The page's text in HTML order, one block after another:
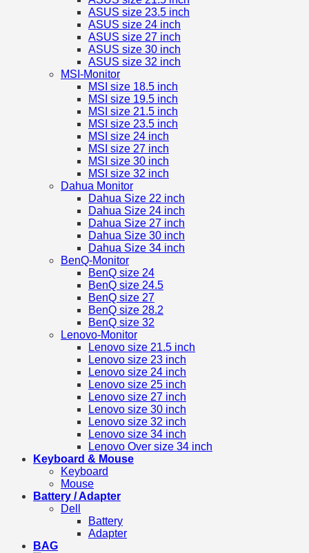
ASUS size 23.5 inch
ASUS size 24 inch
ASUS size 27 inch
ASUS size 30 inch
ASUS size 32 inch
MSI-Monitor
MSI size 18.5 inch
MSI size 19.5 inch
MSI size 21.5 inch
MSI size 23.5 inch
MSI size 24 inch
MSI size 27 inch
MSI size 30 inch
MSI size 32 inch
Dahua Monitor
Dahua Size 22 inch
Dahua Size 24 inch
Dahua Size 27 inch
Dahua Size 30 inch
Dahua Size 34 inch
BenQ-Monitor
BenQ size 24
BenQ size 24.5
BenQ size 27
BenQ size 28.2
BenQ size 32
Lenovo-Monitor
Lenovo size 21.5 inch
Lenovo size 23 inch
Lenovo size 24 inch
Lenovo size 25 inch
Lenovo size 27 inch
Lenovo size 30 inch
Lenovo size 32 inch
Lenovo size 34 inch
Lenovo Over size 34 inch
Keyboard & Mouse
Keyboard
Mouse
Battery / Adapter
Dell
Battery
Adapter
BAG